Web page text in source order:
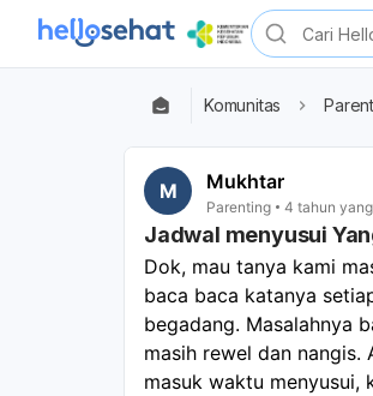
Komunitas
M Mukhtar
Parenting 4 tahun
Jadwal menyusui
Dok, mau tanya kami
baca baca katanya
begadang. Masalahnya
masih rewel dan nangis.
masuk waktu menyusui,